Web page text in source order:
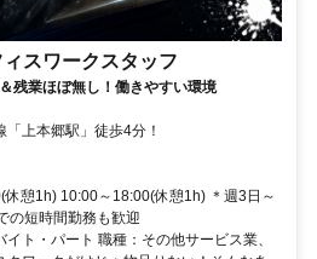
スワークスタッフ
残業ほぼ無し！働きやすい環境
上本郷駅」徒歩4分！
憩1h) 10:00～18:00(休憩1h) ＊週3日～
の短時間勤務も歓迎
ト・パート 職種：その他サービス業、